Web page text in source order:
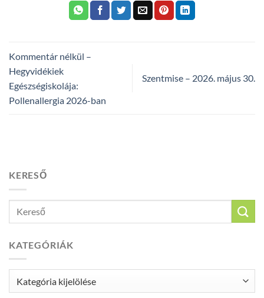
Kommentár nélkül –
Hegyvidékiek
Egészségiskolája:
Pollenallergia 2026-ban
Szentmise – 2026. május 30.
KERESŐ
KATEGÓRIÁK